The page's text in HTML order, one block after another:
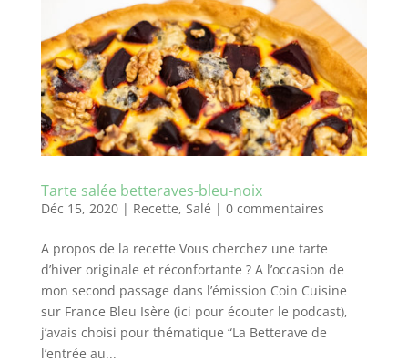
Tarte salée betteraves-bleu-noix
Déc 15, 2020| Recette, Salé | 0 commentaires
A propos de la recette Vous cherchez une tarte
d’hiver originale et réconfortante ? A l’occasion de
mon second passage dans l’émission Coin Cuisine
sur France Bleu Isère (ici pour écouter le podcast),
j’avais choisi pour thématique “La Betterave de
l’entrée au...